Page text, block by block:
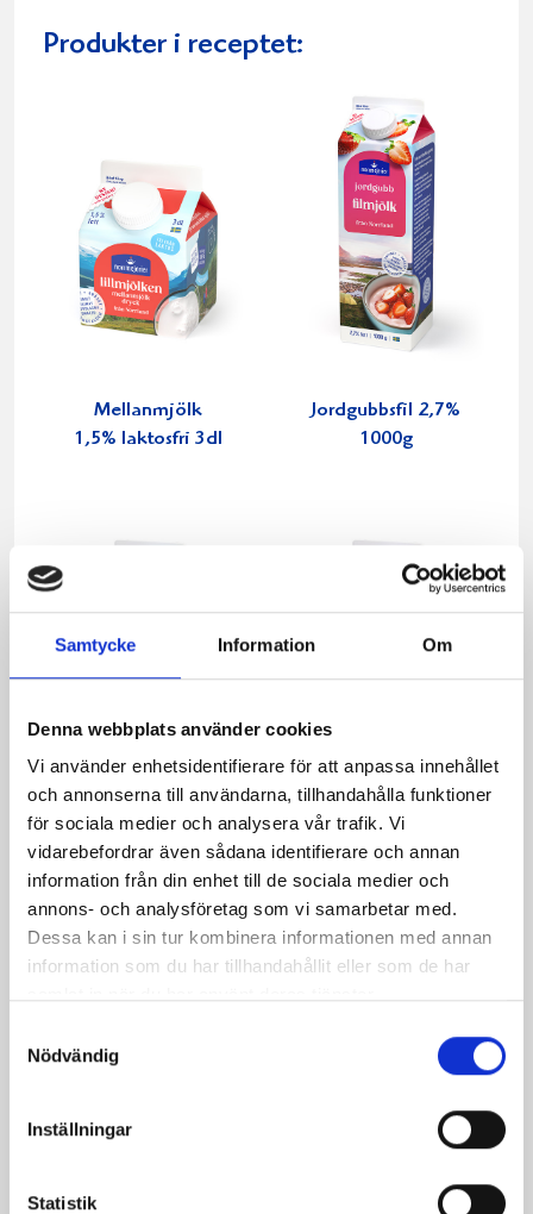
Samtycke Information Om
Denna webbplats använder cookies
Vi använder enhetsidentifierare för att anpassa innehållet
och annonserna till användarna, tillhandahålla funktioner
för sociala medier och analysera vår trafik. Vi
vidarebefordrar även sådana identifierare och annan
information från din enhet till de sociala medier och
annons- och analysföretag som vi samarbetar med.
Dessa kan i sin tur kombinera informationen med annan
information som du har tillhandahållit eller som de har
Nödvändig
Inställningar
Statistik
Produkter i receptet:
Mellanmjölk
1,5% laktosfri 3dl
Jordgubbsfil 2,7%
1000g
Päronfil 2,7%
1000g
Skogsbärsfil 2,7%
1000g